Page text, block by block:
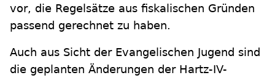
vor, die Regelsätze aus fiskalischen Gründen
passend gerechnet zu haben.
Auch aus Sicht der Evangelischen Jugend sind
die geplanten Änderungen der Hartz-IV-